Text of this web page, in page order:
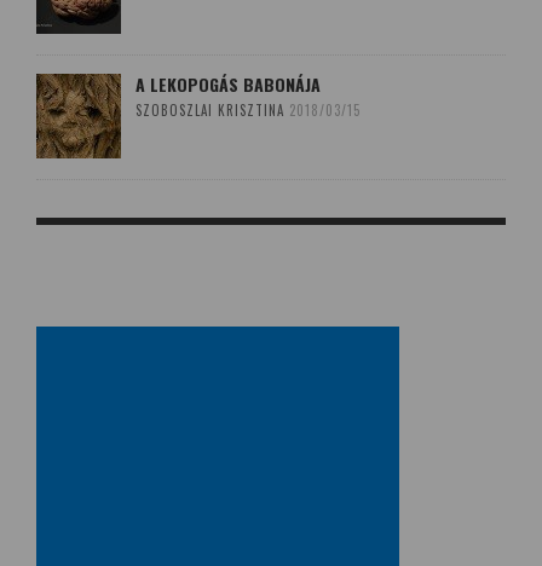
A LEKOPOGÁS BABONÁJA
SZOBOSZLAI KRISZTINA 2018/03/15